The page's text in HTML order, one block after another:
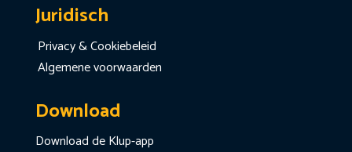
Juridisch
Privacy & Cookiebeleid
Algemene voorwaarden
Download
Download de Klup-app